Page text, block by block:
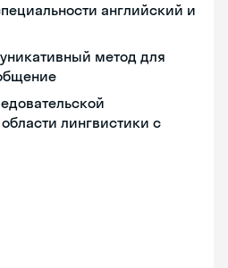
английский и
метод для
лингвистики с